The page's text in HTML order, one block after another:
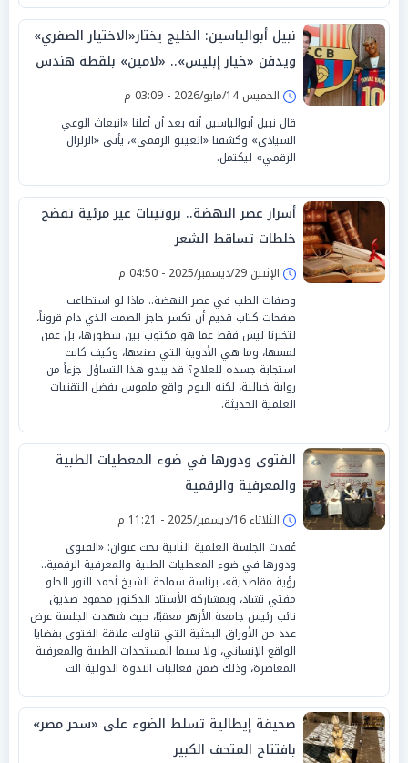
نبيل أبوالياسين: الخليج يختار«الاختيار الصفري»
ويدفن «خيار إبليس».. «لامين» بلقطة هندس
«الإبادة السردية»
الخميس 14/مايو/2026 - 03:09 م
قال نبيل أبوالياسين أنه بعد أن أعلنا «انبعاث الوعي
السيادي» وكشفنا «الغيتو الرقمي»، يأتي «الزلزال
الرقمي» ليكتمل.
أسرار عصر النهضة.. بروتينات غير مرئية تفضح
خلطات تساقط الشعر
الإثنين 29/ديسمبر/2025 - 04:50 م
وصفات الطب في عصر النهضة.. ماذا لو استطاعت
صفحات كتاب قديم أن تكسر حاجز الصمت الذي دام قروناً،
لتخبرنا ليس فقط عما هو مكتوب بين سطورها، بل عمن
لمسها، وما هي الأدوية التي صنعها، وكيف كانت
استجابة جسده للعلاج؟ قد يبدو هذا التساؤل جزءاً من
رواية خيالية، لكنه اليوم واقع ملموس بفضل التقنيات
العلمية الحديثة.
الفتوى ودورها في ضوء المعطيات الطبية
والمعرفية والرقمية
الثلاثاء 16/ديسمبر/2025 - 11:21 م
عُقدت الجلسة العلمية الثانية تحت عنوان: «الفتوى
ودورها في ضوء المعطيات الطبية والمعرفية الرقمية..
رؤية مقاصدية»، برئاسة سماحة الشيخ أحمد النور الحلو
مفتي تشاد، وبمشاركة الأستاذ الدكتور محمود صديق
نائب رئيس جامعة الأزهر معقبًا، حيث شهدت الجلسة عرض
عدد من الأوراق البحثية التي تناولت علاقة الفتوى بقضايا
الواقع الإنساني، ولا سيما المستجدات الطبية والمعرفية
المعاصرة، وذلك ضمن فعاليات الندوة الدولية الث
صحيفة إيطالية تسلط الضوء على «سحر مصر»
بافتتاح المتحف الكبير